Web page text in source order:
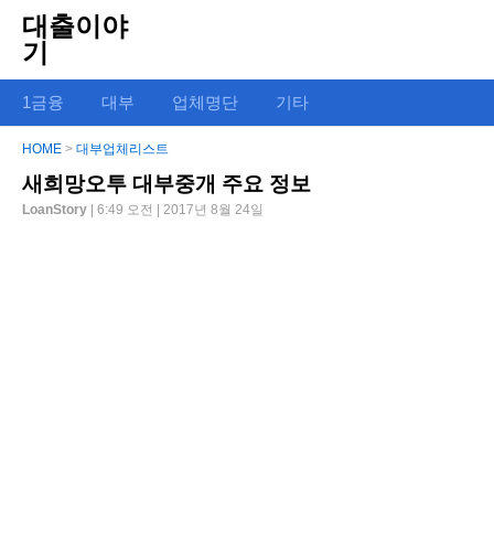
대출이야
기
1금융 대부 업체명단 기타
HOME > 대부업체리스트
새희망오투 대부중개 주요 정보
LoanStory | 6:49 오전 | 2017년 8월 24일